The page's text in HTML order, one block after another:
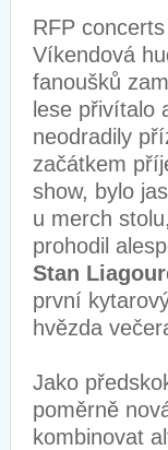
RFP
Víkendová
fanoušků
lese přivítalo
neodradily
začátkem
show, bylo
u merch
prohodil
Stan
první
hvězda
Jako
poměrně
kombinovat